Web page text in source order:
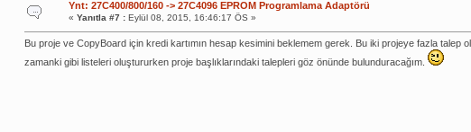
Ynt: 27C400/800/160 -> 27C4096 EPROM Programlama Adaptörü
« Yanıtla #7 :Eylül 08, 2015, 16:46:17 ÖS »
Bu proje ve CopyBoard için kredi kartımın hesap kesimini beklemem gerek. Bu iki projeye fazla talep
zamanki gibi listeleri oluştururken proje başlıklarındaki talepleri göz önünde bulunduracağım.